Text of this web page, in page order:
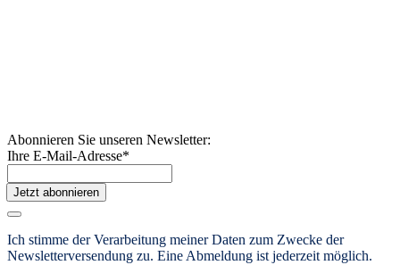
Abonnieren Sie unseren Newsletter:
Ihre E-Mail-Adresse*
Jetzt abonnieren
Ich stimme der Verarbeitung meiner Daten zum Zwecke der
Newsletterversendung zu. Eine Abmeldung ist jederzeit möglich.